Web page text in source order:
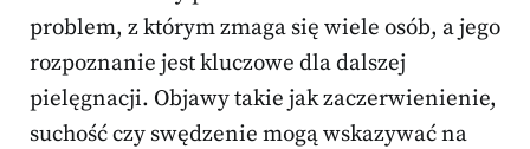
problem, z którym zmaga się wiele osób, a jego
rozpoznanie jest kluczowe dla dalszej
pielęgnacji. Objawy takie jak zaczerwienienie,
suchość czy swędzenie mogą wskazywać na